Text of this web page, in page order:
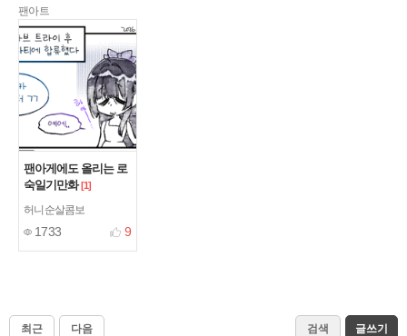
팬아트
팬아게에도 올리는 로
숙일기만화 [1]
허니순살콤보
1733 9
최근 다음 검색 글쓰기